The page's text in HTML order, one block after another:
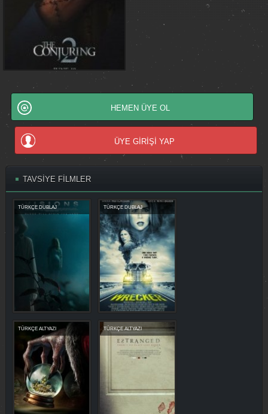
HEMEN ÜYE OL
ÜYE GİRİŞİ YAP
TAVSİYE FİLMLER
TÜRKÇE DUBLAJ TÜRKÇE DUBLAJ
TÜRKÇE ALTYAZI TÜRKÇE ALTYAZI